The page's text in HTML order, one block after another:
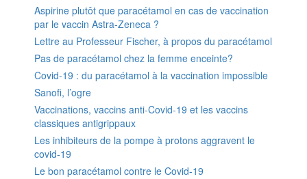
Aspirine plutôt que paracétamol en cas de vaccination
par le vaccin Astra-Zeneca ?
Lettre au Professeur Fischer, à propos du paracétamol
Pas de paracétamol chez la femme enceinte?
Covid-19 : du paracétamol à la vaccination impossible
Sanofi, l’ogre
Vaccinations, vaccins anti-Covid-19 et les vaccins
classiques antigrippaux
Les inhibiteurs de la pompe à protons aggravent le
covid-19
Le bon paracétamol contre le Covid-19